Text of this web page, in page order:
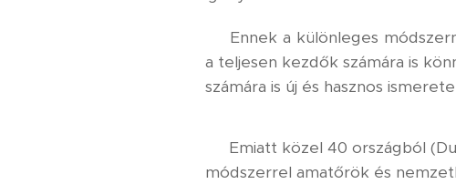
⚜️ Ennek a különleges
a teljesen kezdők számára is
számára is új és hasznos
⚜️ Emiatt közel 40 országból
módszerrel amatőrök és